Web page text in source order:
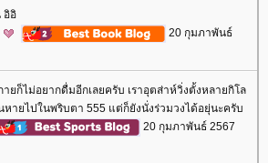
อิอิ
20 กุมภาพันธ์
ยก็ไม่อยากดื่มอีกเลยครับ เราอุตส่าห์วิ่งตั้งหลายกิโล
ายไปในพริบตา 555 แต่ก็ยังนั่งร่วมวงได้อยุ่นะครับ
20 กุมภาพันธ์ 2567